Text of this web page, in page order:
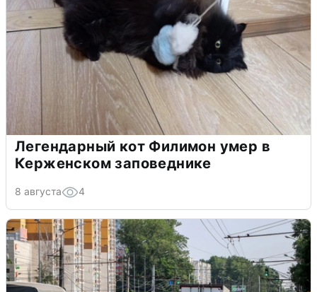
Легендарный кот Филимон умер в
Керженском заповеднике
8 августа 4